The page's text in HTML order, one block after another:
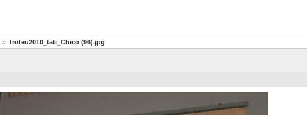
trofeu2010_tati_Chico (96).jpg